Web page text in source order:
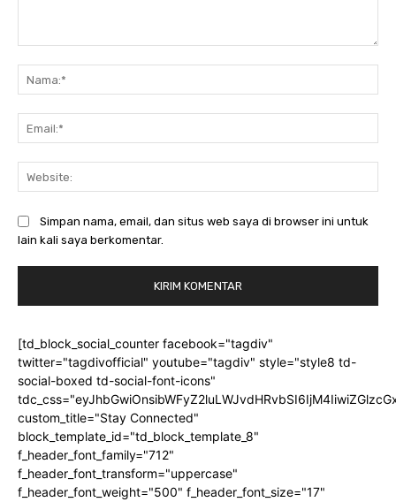
Simpan nama, email, dan situs web saya di browser ini untuk
lain kali saya berkomentar.
[td_block_social_counter facebook="tagdiv"
twitter="tagdivofficial" youtube="tagdiv" style="style8 td-
social-boxed td-social-font-icons"
custom_title="Stay Connected"
block_template_id="td_block_template_8"
f_header_font_family="712"
f_header_font_transform="uppercase"
f_header_font_weight="500" f_header_font_size="17"